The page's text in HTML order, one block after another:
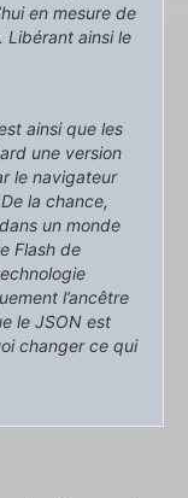
en mesure de
Libérant ainsi le
ainsi que les
une version
le navigateur
la chance,
un monde
Flash de
l’ancêtre
le JSON est
changer ce qui